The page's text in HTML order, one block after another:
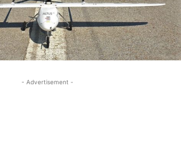
- Advertisement -